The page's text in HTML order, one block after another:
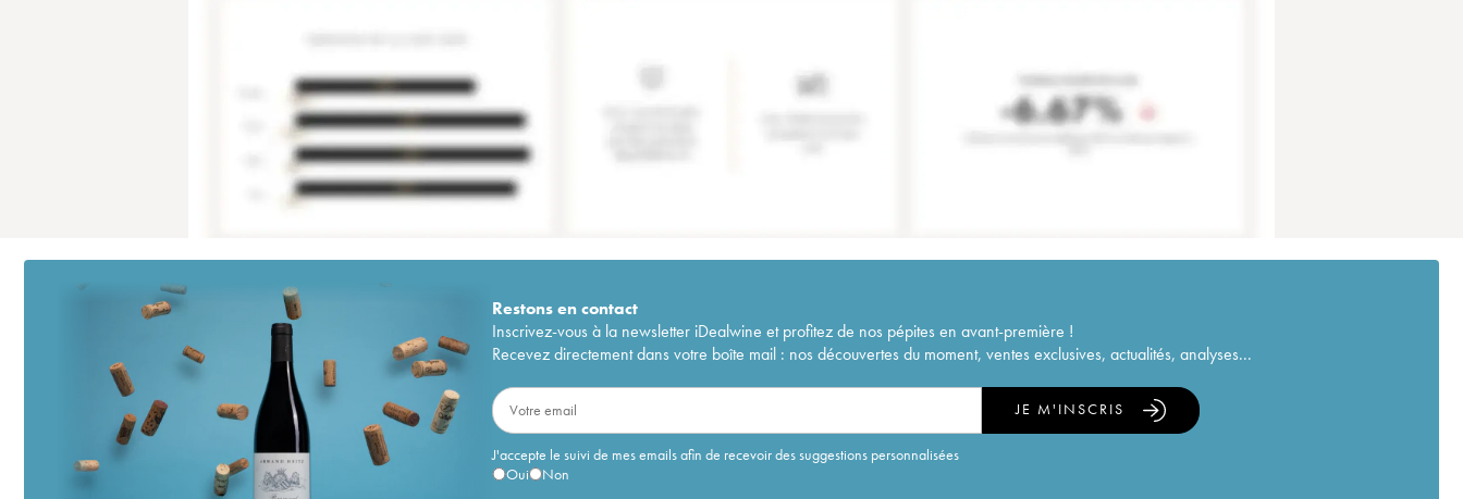
Restons encontact
Inscrivez-vous à la newsletter iDealwine et profitez de nos pépites en avant-première !
Recevez directement dans votre boîte mail : nos découvertes du moment, ventes exclusives, actualités, analyses...
J'accepte le suivi de mes emails afin de recevoir des suggestions personnalisées
Oui
Non
JE M'INSCRIS